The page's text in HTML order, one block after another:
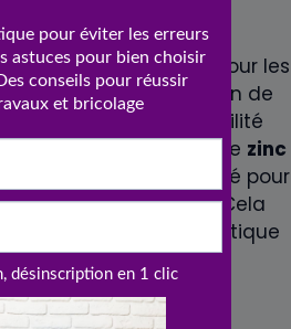
un choix traditionnel pour les
en popularité en raison de
moderne et de sa facilité
à l’ardoise, le zinc
et peut être utilisé pour
plus complexes. Cela
doit évaluer si l’esthétique
techniques duzinc
spécifiques de son